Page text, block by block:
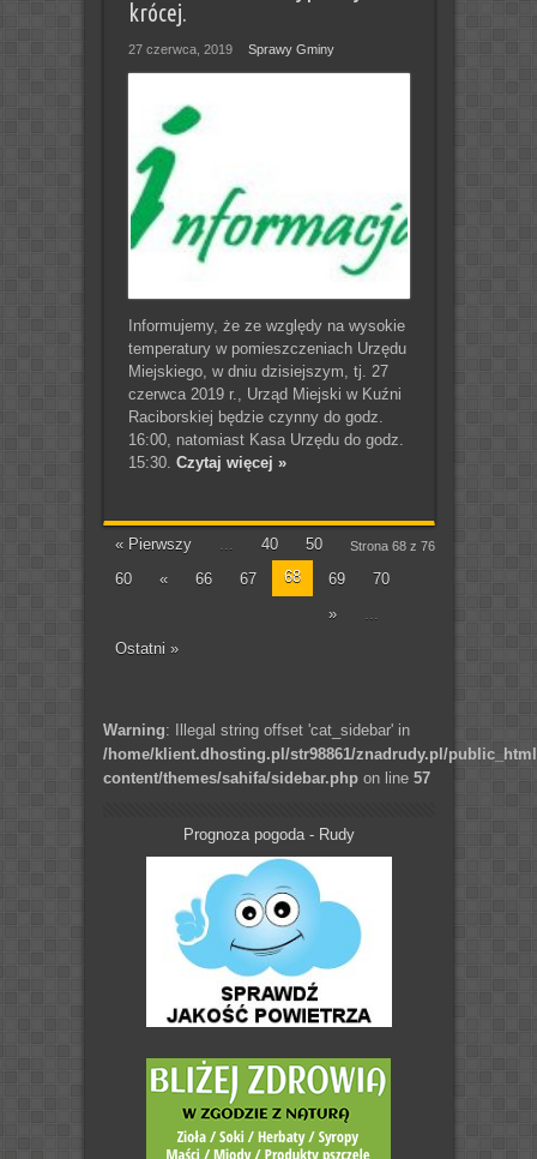
krócej.
27 czerwca, 2019 Sprawy Gminy
Informujemy, że ze względy na wysokie
temperatury w pomieszczeniach Urzędu
Miejskiego, w dniu dzisiejszym, tj. 27
czerwca 2019 r., Urząd Miejski w Kuźni
Raciborskiej będzie czynny do godz.
16:00, natomiast Kasa Urzędu do godz.
15:30. Czytaj więcej »
Strona 68 z 76
« Pierwszy ... 40
50
60
« 66 67 68 69
70
»
...
Ostatni »
Warning: Illegal string offset 'cat_sidebar' in
/home/klient.dhosting.pl/str98861/znadrudy.pl/
content/themes/sahifa/sidebar.phpon line 57
Prognoza pogoda - Rudy